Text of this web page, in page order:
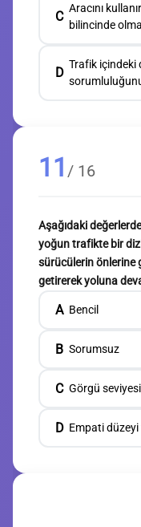
C
Aracını
bilincinde
D
Trafik içindeki
11 / 16
Aşağıdaki
yoğun trafikte bir
sürücülerin önlerine
getirerek yoluna
A Bencil
B Sorumsuz
C Görgü
D Empati